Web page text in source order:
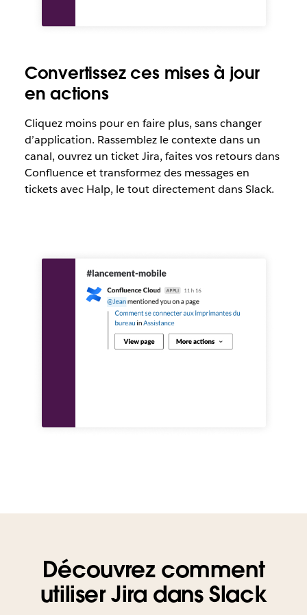
Convertissez ces mises à jour
en actions
Cliquez moins pour en faire plus, sans changer
d’application. Rassemblez le contexte dans un
canal, ouvrez un ticket Jira, faites vos retours dans
Confluence et transformez des messages en
tickets avec Halp, le tout directement dans Slack.
Découvrez comment
utiliser Jira dans Slack